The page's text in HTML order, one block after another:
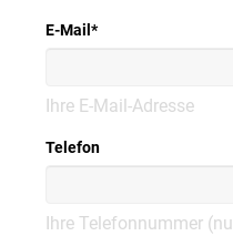
E-Mail *
Ihre E-Mail-Adresse
Telefon
Ihre Telefonnummer